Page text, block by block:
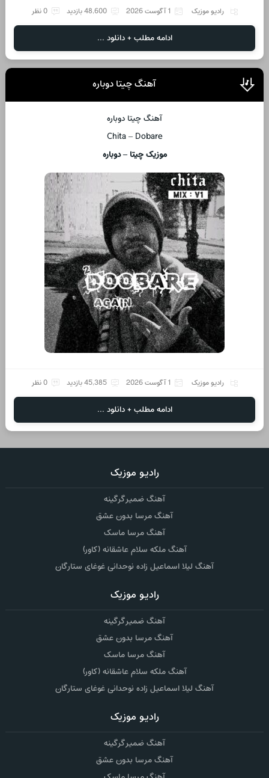
رادیو موزیک 1 آگوست 2026 48,600 بازدید 0 نظر
ادامه مطلب + دانلود ...
آهنگ چیتا دوباره
آهنگ چیتا دوباره
Chita – Dobare
موزیک چیتا – دوباره
رادیو موزیک 1 آگوست 2026 45,385 بازدید 0 نظر
ادامه مطلب + دانلود ...
رادیو موزیک
آهنگ ضمیر گرگینه
آهنگ مرسا بدون عشق
آهنگ مرسا ماسک
آهنگ ملکه سلام عاشقانه (کاور)
آهنگ لیلا اسماعیل زاده نوحدانی غوغای ستارگان
رادیو موزیک
آهنگ ضمیر گرگینه
آهنگ مرسا بدون عشق
آهنگ مرسا ماسک
آهنگ ملکه سلام عاشقانه (کاور)
آهنگ لیلا اسماعیل زاده نوحدانی غوغای ستارگان
رادیو موزیک
آهنگ ضمیر گرگینه
آهنگ مرسا بدون عشق